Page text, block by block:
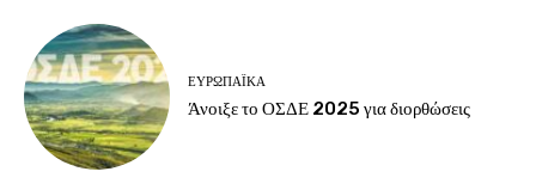
ΕΥΡΩΠΑΪΚΆ
Άνοιξε το ΟΣΔΕ 2025 για διορθώσεις